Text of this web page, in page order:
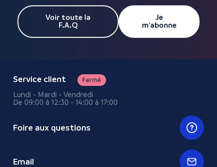
Voir toute la
F.A.Q
Je
m'abonne
Service client Fermé
Lundi - Mardi - Vendredi
De 09:00 à 12:30 - 14:00 à 17:00
Foire aux questions
Email